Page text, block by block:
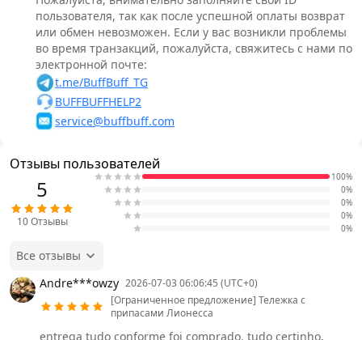
пользователя, так как после успешной оплаты возврат
или обмен невозможен. Если у вас возникли проблемы
во время транзакций, пожалуйста, свяжитесь с нами по
электронной почте:
t.me/BuffBuff_TG
BUFFBUFFHELP2
service@buffbuff.com
Отзывы пользователей
5
10Отзывы
100%
0%
0%
0%
0%
Все отзывы
Andre***owzy 2026-07-03 06:06:45 (UTC+0)
[Ограниченное предложение] Тележка с
припасами Лионесса
entrega tudo conforme foi comprado, tudo certinho,